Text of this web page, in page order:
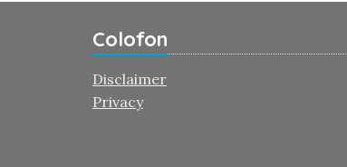
Colofon
Disclaimer
Privacy